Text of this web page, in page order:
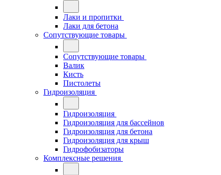
Лаки и пропитки
Лаки для бетона
Сопутствующие товары
Сопутствующие товары
Валик
Кисть
Пистолеты
Гидроизоляция
Гидроизоляция
Гидроизоляция для бассейнов
Гидроизоляция для бетона
Гидроизоляция для крыш
Гидрофобизаторы
Комплексные решения